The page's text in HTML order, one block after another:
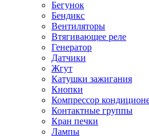
Бегунок
Бендикс
Вентиляторы
Втягивающее реле
Генератор
Датчики
Жгут
Катушки зажигания
Кнопки
Компрессор
Контактные группы
Кран печки
Лампы